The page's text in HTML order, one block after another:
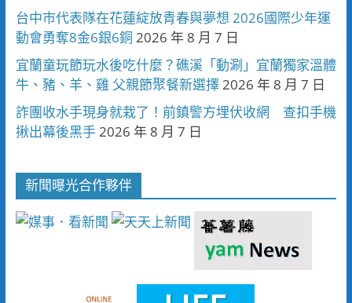
台中市代表隊在花蓮綻放青春與夢想 2026國際少年運
動會勇奪8金6銀6銅 2026 年 8 月 7 日
宜蘭童玩節玩水後吃什麼？礁溪「動涮」宜蘭獨家溫體
牛、豬、羊、雞 父親節聚餐新選擇2026 年 8 月 7 日
詐團收水手現身就栽了！前鎮警方埋伏收網 查扣手機
揪出幕後黑手2026 年 8 月 7 日
新聞曝光合作夥伴